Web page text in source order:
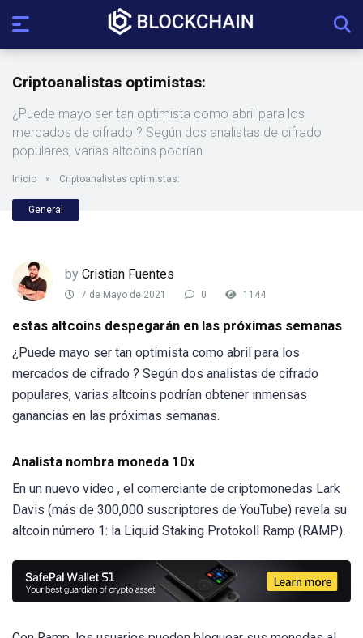
Criptoanalistas optimistas:
¿Puede mayo ser tan optimista como abril para los
mercados de cifrado ? Según dos analistas de cifrado
populares, varias altcoins podrían
Inicio » Criptoanalistas optimistas:
General
by Cristian Fuentes
7 de Mayo de 2021 0 1144
estas altcoins despegarán en las próximas semanas
¿Puede mayo ser tan optimista como abril para los
mercados de cifrado ? Según dos analistas de cifrado
populares, varias altcoins podrían obtener inmensas
ganancias en las próximas semanas.
Analista nombra moneda 10x
En un nuevo video , el comerciante de criptomonedas Lark
Davis (más de 300,000 suscriptores de YouTube) revela su
altcoin número 1: la Liquid Staking Protokoll Ramp (RAMP).